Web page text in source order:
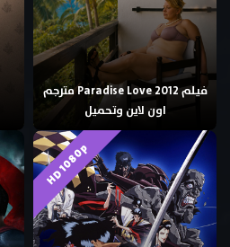
فيلم Paradise Love 2012 مترجم
اون لاين وتحميل
HD 1080p